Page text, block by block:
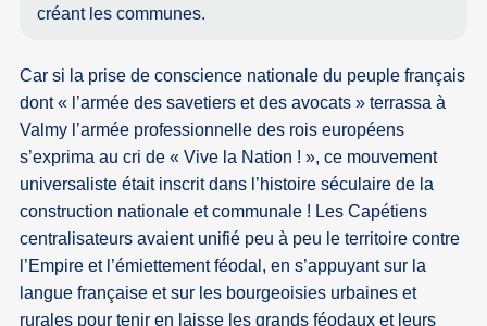
créant les communes.
Car si la prise de conscience nationale du peuple français
dont « l’armée des savetiers et des avocats » terrassa à
Valmy l’armée professionnelle des rois européens
s’exprima au cri de « Vive la Nation ! », ce mouvement
universaliste était inscrit dans l’histoire séculaire de la
construction nationale et communale ! Les Capétiens
centralisateurs avaient unifié peu à peu le territoire contre
l’Empire et l’émiettement féodal, en s’appuyant sur la
langue française et sur les bourgeoisies urbaines et
rurales pour tenir en laisse les grands féodaux et leurs